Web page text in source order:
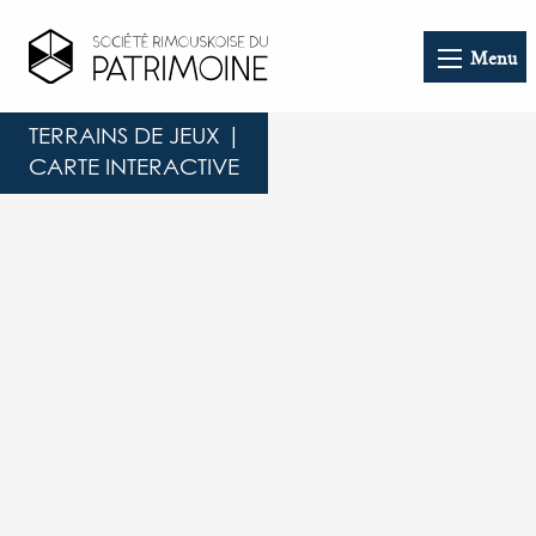
Menu
TERRAINS DE JEUX |
CARTE INTERACTIVE